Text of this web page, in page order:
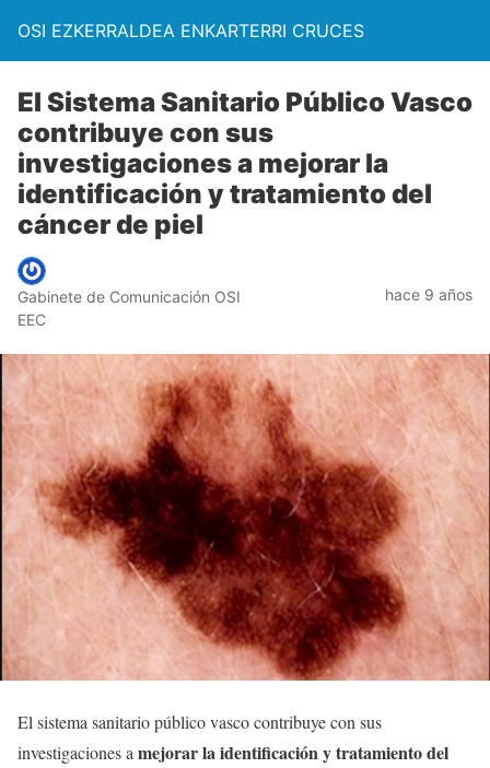
OSI EZKERRALDEA ENKARTERRI CRUCES
El Sistema Sanitario Público Vasco
contribuye con sus
investigaciones a mejorar la
identificación y tratamiento del
cáncer de piel
Gabinete de Comunicación OSI
EEC
hace 9 años
El sistema sanitario público vasco contribuye con sus
investigaciones a mejorar la identificación y tratamiento del